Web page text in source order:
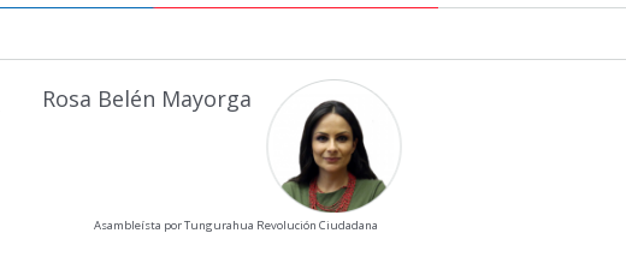
Rosa Belén Mayorga
Asambleísta por Tungurahua Revolución Ciudadana